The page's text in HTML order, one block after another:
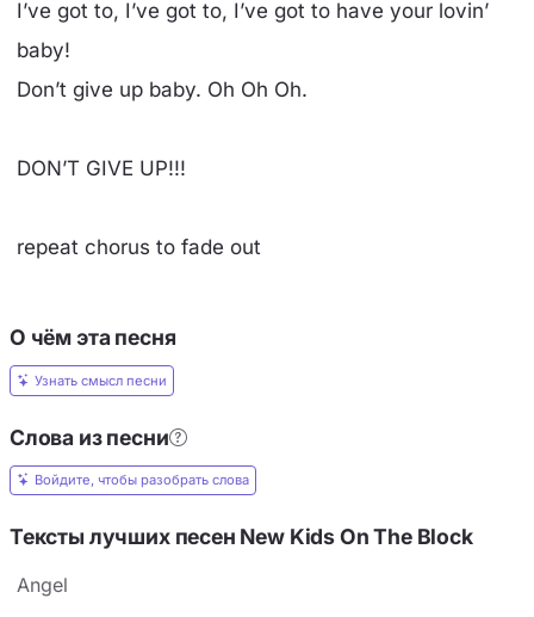
I’ve got to, I’ve got to, I’ve got to have your lovin’
baby!
Don’t give up baby. Oh Oh Oh.
DON’T GIVE UP!!!
repeat chorus to fade out
О чём эта песня
Узнать смысл песни
Слова из песни
Войдите, чтобы разобрать слова
Тексты лучших песен New Kids On The Block
Angel